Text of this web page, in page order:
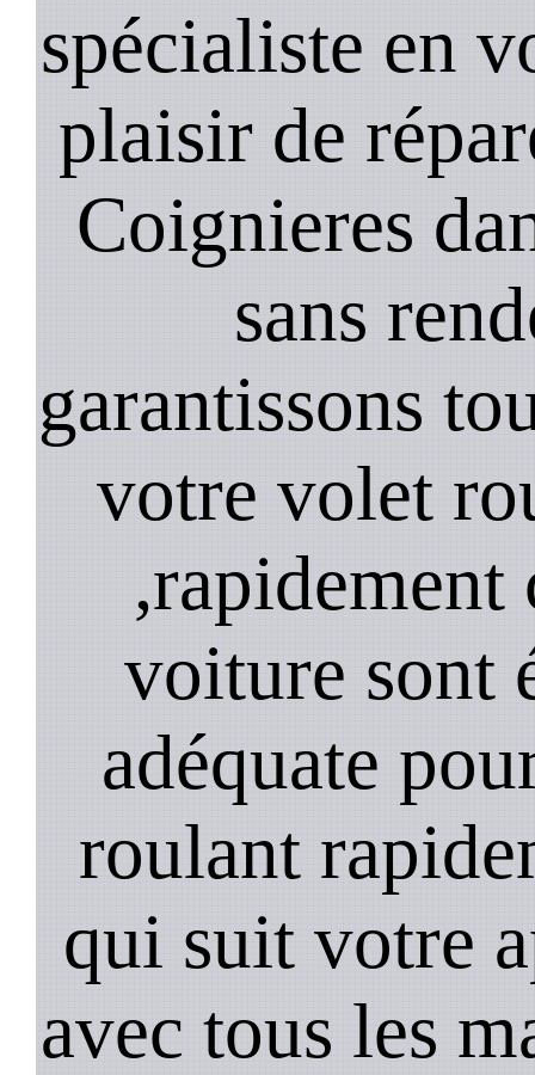
spécialiste en
plaisir de
Coignieres
sans
garantissons
votre volet
,rapidement
voiture sont
adéquate
roulant
qui suit votre
avec tous les